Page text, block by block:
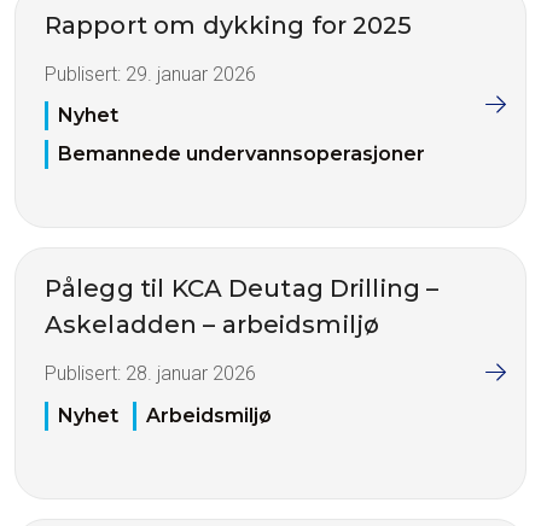
Rapport om dykking for 2025
Publisert: 29. januar 2026
Nyhet
Bemannede undervannsoperasjoner
Pålegg til KCA Deutag Drilling –
Askeladden – arbeidsmiljø
Publisert: 28. januar 2026
Nyhet
Arbeidsmiljø